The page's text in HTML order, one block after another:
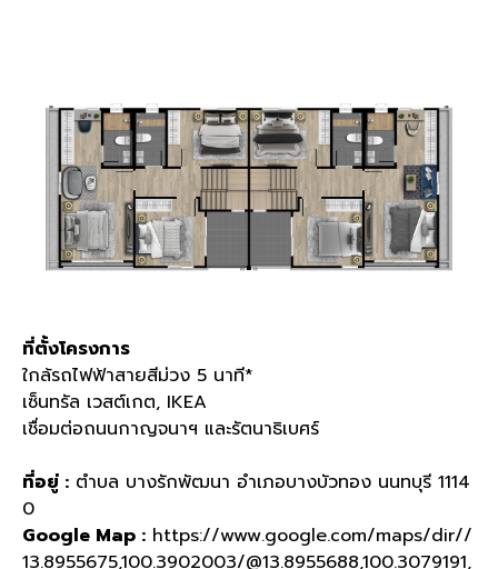
ที่ตั้งโครงการ
ใกล้รถไฟฟ้าสายสีม่วง 5 นาที*
เซ็นทรัล เวสต์เกต, IKEA
เชื่อมต่อถนนกาญจนาฯ และรัตนาธิเบศร์
ที่อยู่ : ตำบล บางรักพัฒนา อำเภอบางบัวทอง นนทบุรี 1114
0
Google Map : https://www.google.com/maps/dir//
13.8955675,100.3902003/@13.8955688,100.3079191,